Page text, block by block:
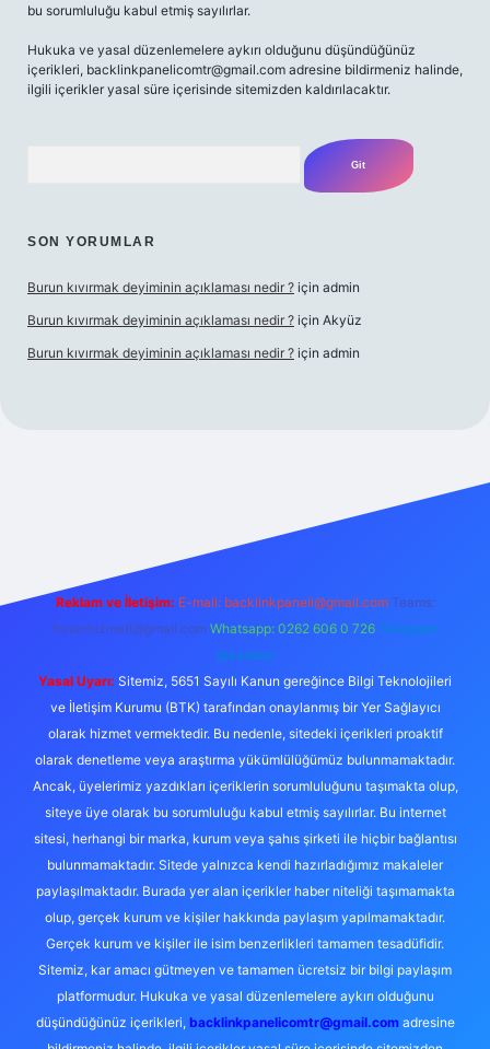
bu sorumluluğu kabul etmiş sayılırlar.
Hukuka ve yasal düzenlemelere aykırı olduğunu düşündüğünüz
içerikleri, backlinkpanelicomtr@gmail.com adresine bildirmeniz halinde,
ilgili içerikler yasal süre içerisinde sitemizden kaldırılacaktır.
SON YORUMLAR
Burun kıvırmak deyiminin açıklaması nedir ? için admin
Burun kıvırmak deyiminin açıklaması nedir ? için Akyüz
Burun kıvırmak deyiminin açıklaması nedir ? için admin
Reklam ve İletişim: E-mail: backlinkpaneli@gmail.com Teams:
forumhizmeti@gmail.com Whatsapp: 0262 606 0 726 Telegram:
@karabul
Yasal Uyarı: Sitemiz, 5651 Sayılı Kanun gereğince Bilgi Teknolojileri
ve İletişim Kurumu (BTK) tarafından onaylanmış bir Yer Sağlayıcı
olarak hizmet vermektedir. Bu nedenle, sitedeki içerikleri proaktif
olarak denetleme veya araştırma yükümlülüğümüz bulunmamaktadır.
Ancak, üyelerimiz yazdıkları içeriklerin sorumluluğunu taşımakta olup,
siteye üye olarak bu sorumluluğu kabul etmiş sayılırlar. Bu internet
sitesi, herhangi bir marka, kurum veya şahıs şirketi ile hiçbir bağlantısı
bulunmamaktadır. Sitede yalnızca kendi hazırladığımız makaleler
paylaşılmaktadır. Burada yer alan içerikler haber niteliği taşımamakta
olup, gerçek kurum ve kişiler hakkında paylaşım yapılmamaktadır.
Gerçek kurum ve kişiler ile isim benzerlikleri tamamen tesadüfidir.
Sitemiz, kar amacı gütmeyen ve tamamen ücretsiz bir bilgi paylaşım
platformudur. Hukuka ve yasal düzenlemelere aykırı olduğunu
düşündüğünüz içerikleri, backlinkpanelicomtr@gmail.comadresine